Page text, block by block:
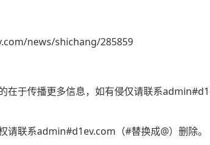
news/shichang/285859
在于传播更多信息，如有侵仅请联系
请联系admin#d1ev.com（#替换成@）删除。